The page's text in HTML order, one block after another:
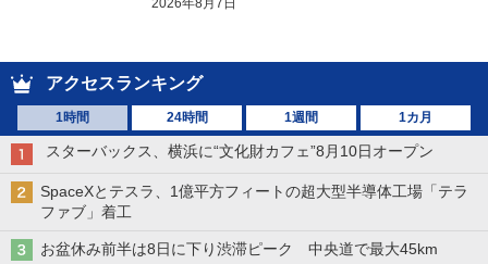
アクセスランキング
1時間 24時間 1週間 1カ月
スターバックス、横浜に“文化財カフェ”8月10日オープン
SpaceXとテスラ、1億平方フィートの超大型半導体工場「テラ
ファブ」着工
お盆休み前半は8日に下り渋滞ピーク 中央道で最大45km